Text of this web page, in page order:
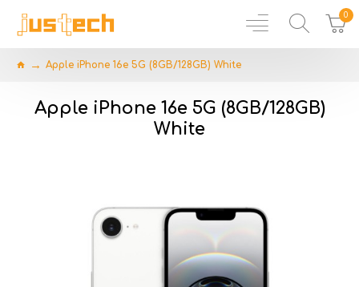
0
Apple iPhone 16e 5G (8GB/128GB) White
Apple iPhone 16e 5G (8GB/128GB)
White